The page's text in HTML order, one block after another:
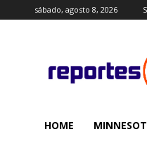
sábado, agosto 8, 2026
HOME